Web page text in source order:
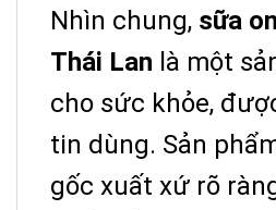
Nhìn chung, sữa
Thái Lan là một
cho sức khỏe,
tin dùng. Sản
gốc xuất xứ rõ